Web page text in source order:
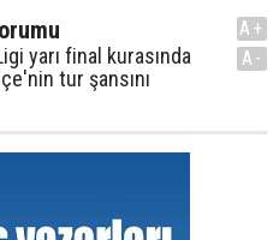
yarı final kurasında
tur şansını
A+
A-